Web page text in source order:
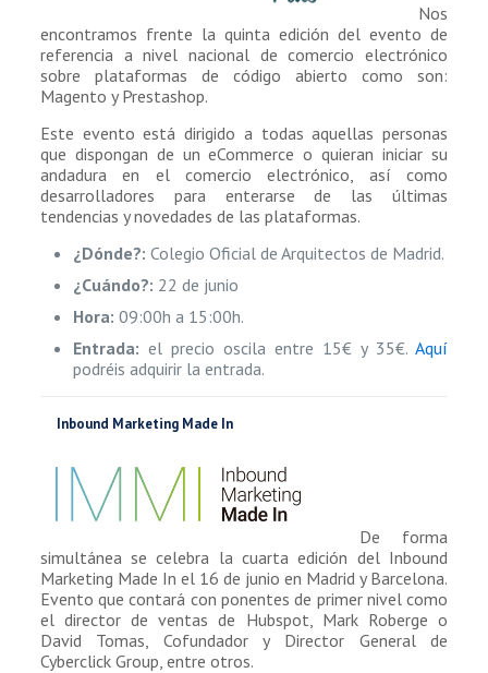
Nos
encontramos frente la quinta edición del evento de
referencia a nivel nacional de comercio electrónico
sobre plataformas de código abierto como son:
Magento y Prestashop.
Este evento está dirigido a todas aquellas personas
que dispongan de un eCommerce o quieran iniciar su
andadura en el comercio electrónico, así como
desarrolladores para enterarse de las últimas
tendencias y novedades de las plataformas.
¿Dónde?: Colegio Oficial de Arquitectos de Madrid.
¿Cuándo?: 22 de junio
Hora: 09:00h a 15:00h.
Entrada: el precio oscila entre 15€ y 35€.Aquí
podréis adquirir la entrada.
Inbound Marketing Made In
De forma
simultánea se celebra la cuarta edición del Inbound
Marketing Made In el 16 de junio en Madrid y Barcelona.
Evento que contará con ponentes de primer nivel como
el director de ventas de Hubspot, Mark Roberge o
David Tomas, Cofundador y Director General de
Cyberclick Group, entre otros.